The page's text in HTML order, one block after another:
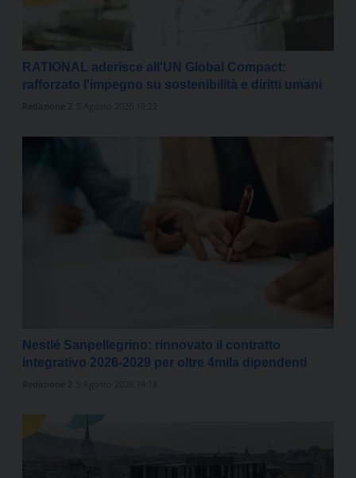
RATIONAL aderisce all'UN Global Compact:
rafforzato l'impegno su sostenibilità e diritti umani
Nestlé Sanpellegrino: rinnovato il contratto
integrativo 2026-2029 per oltre 4mila dipendenti